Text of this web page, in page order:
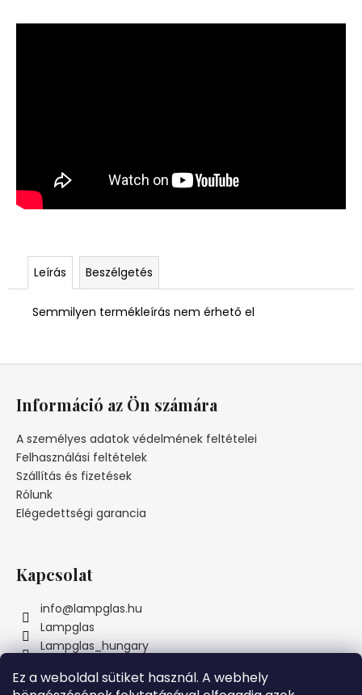
Ez a weboldal sütiket használ. A webhely
Leírás Beszélgetés
Semmilyen termékleírás nem érhető el
Információ az Ön számára
A személyes adatok védelmének feltételei
Felhasználási feltételek
Szállítás és fizetések
Rólunk
Elégedettségi garancia
Kapcsolat
info@lampglas.hu
Lampglas
Lampglas_hungary